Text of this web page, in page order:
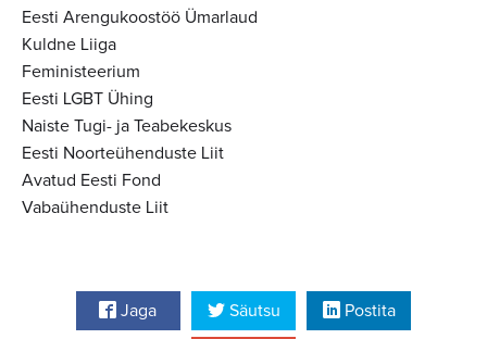
Eesti Arengukoostöö Ümarlaud
Kuldne Liiga
Feministeerium
Eesti LGBT Ühing
Naiste Tugi- ja Teabekeskus
Eesti Noorteühenduste Liit
Avatud Eesti Fond
Vabaühenduste Liit
Jaga Säutsu Postita